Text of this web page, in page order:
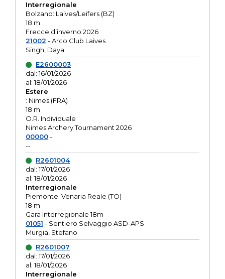
Interregionale
Bolzano: Laives/Leifers (BZ)
18 m
Frecce d’inverno 2026
21002 - Arco Club Laives
Singh, Daya
E2600003
dal: 16/01/2026
al: 18/01/2026
Estere
: Nimes (FRA)
18 m
O.R. Individuale
Nimes Archery Tournament 2026
00000-
--
R2601004
dal: 17/01/2026
al: 18/01/2026
Interregionale
Piemonte: Venaria Reale (TO)
18 m
Gara Interregionale 18m
01051 - Sentiero Selvaggio ASD-APS
Murgia, Stefano
R2601007
dal: 17/01/2026
al: 18/01/2026
Interregionale